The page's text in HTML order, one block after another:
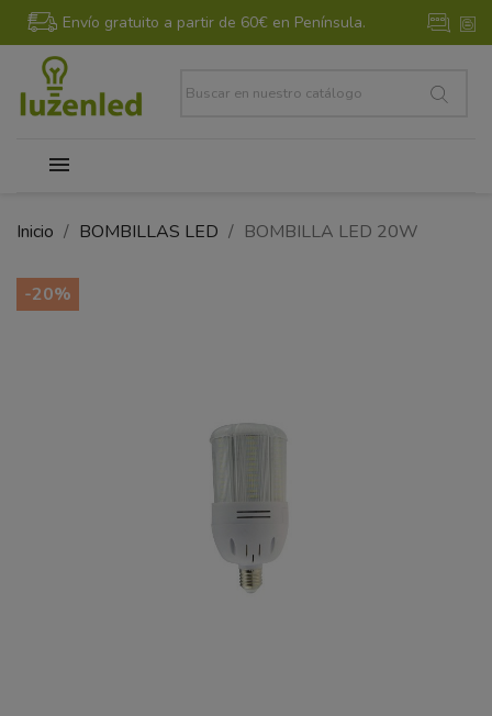
Envío gratuito a partir de 60€ en Península.
Inicio BOMBILLAS LED BOMBILLA LED 20W
-20%